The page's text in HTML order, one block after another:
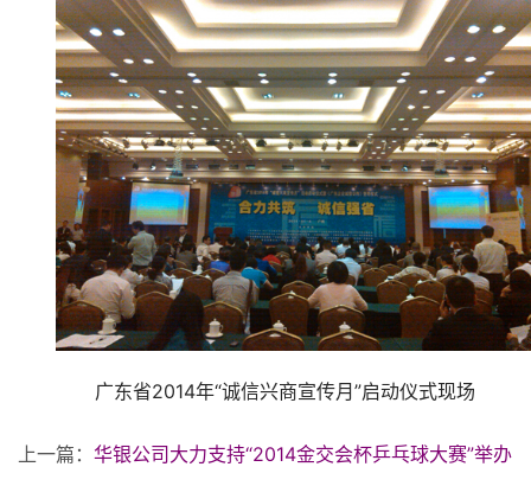
广东省2014年“诚信兴商宣传月”启动仪式现场
上一篇： 华银公司大力支持“2014金交会杯乒乓球大赛”举办